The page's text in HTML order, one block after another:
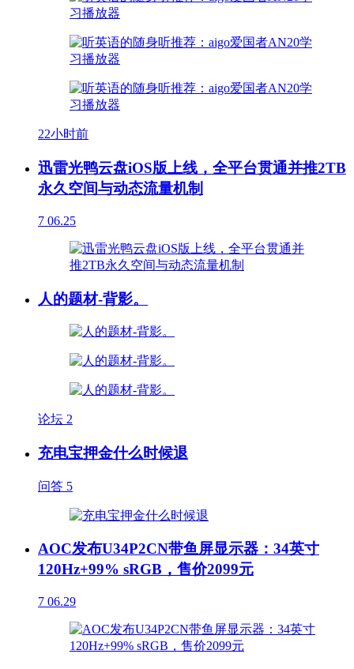
22小时前
迅雷光鸭云盘iOS版上线，全平台贯通并推2TB
永久空间与动态流量机制
7 06.25
人的题材-背影。
论坛 2
充电宝押金什么时候退
问答 5
AOC发布U34P2CN带鱼屏显示器：34英寸
120Hz+99% sRGB，售价2099元
7 06.29